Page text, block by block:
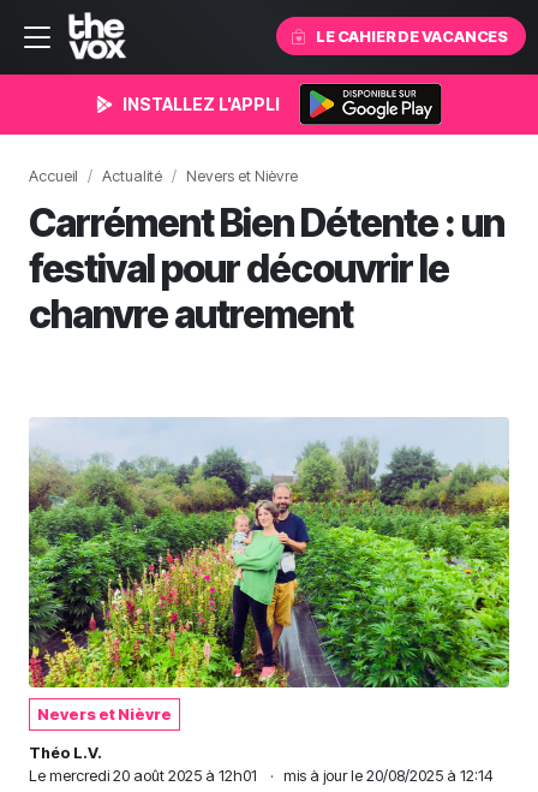
LE CAHIER DE VACANCES
INSTALLEZ L'APPLI
Accueil Actualité Nevers et Nièvre
Carrément Bien Détente : un
festival pour découvrir le
chanvre autrement
Nevers et Nièvre
Théo L.V.
Le mercredi 20 août 2025 à 12h01 · mis à jour le 20/08/2025 à 12:14